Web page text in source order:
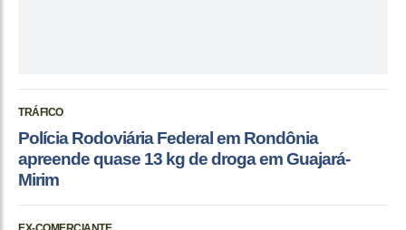
TRÁFICO
Polícia Rodoviária Federal em Rondônia
apreende quase 13 kg de droga em Guajará-
Mirim